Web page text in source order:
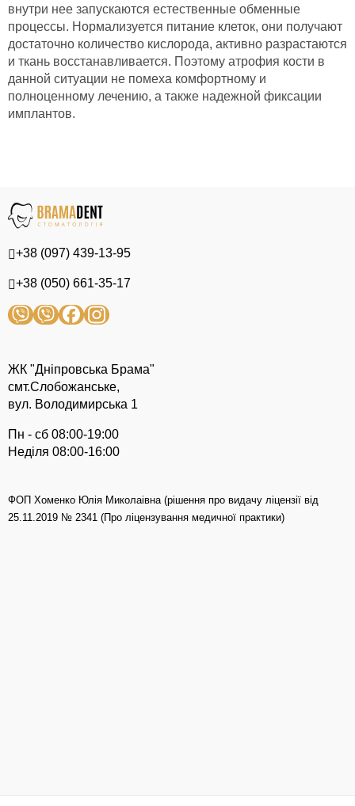
внутри нее запускаются естественные обменные
процессы. Нормализуется питание клеток, они получают
достаточно количество кислорода, активно разрастаются
и ткань восстанавливается. Поэтому атрофия кости в
данной ситуации не помеха комфортному и
полноценному лечению, а также надежной фиксации
имплантов.
+38 (097) 439-13-95
+38 (050) 661-35-17
ЖК "Дніпровська Брама"
смт.Слобожанське,
вул. Володимирська 1
Пн - сб 08:00-19:00
Неділя 08:00-16:00
ФОП Хоменко Юлія Миколаівна (рішення про видачу ліцензії від
25.11.2019 № 2341 (Про ліцензування медичної практики)